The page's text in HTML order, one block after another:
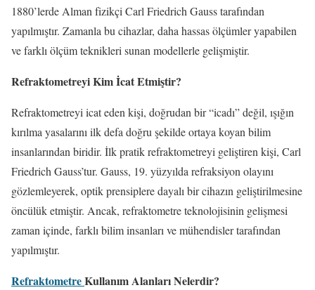
1880’lerde Alman fizikçi Carl Friedrich Gauss tarafından
yapılmıştır. Zamanla bu cihazlar, daha hassas ölçümler yapabilen
ve farklı ölçüm teknikleri sunan modellerle gelişmiştir.
Refraktometreyi Kim İcat Etmiştir?
Refraktometreyi icat eden kişi, doğrudan bir “icadı” değil, ışığın
kırılma yasalarını ilk defa doğru şekilde ortaya koyan bilim
insanlarından biridir. İlk pratik refraktometreyi geliştiren kişi, Carl
Friedrich Gauss’tur. Gauss, 19. yüzyılda refraksiyon olayını
gözlemleyerek, optik prensiplere dayalı bir cihazın geliştirilmesine
öncülük etmiştir. Ancak, refraktometre teknolojisinin gelişmesi
zaman içinde, farklı bilim insanları ve mühendisler tarafından
yapılmıştır.
RefraktometreKullanım Alanları Nelerdir?